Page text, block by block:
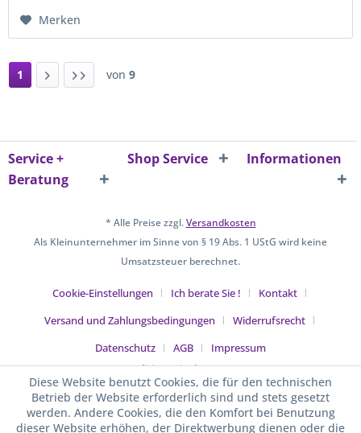
Merken
1 von 9
Service +
Beratung
Shop Service Informationen
* Alle Preise zzgl.Versandkosten
Als Kleinunternehmer im Sinne von § 19 Abs. 1 UStG wird keine
Umsatzsteuer berechnet.
Cookie-Einstellungen Ich berate Sie !
Kontakt
Versand und Zahlungsbedingungen
Widerrufsrecht
Datenschutz
AGB
Impressum
Realisiert mit Shopware
Diese Website benutzt Cookies, die für den technischen
Betrieb der Website erforderlich sind und stets gesetzt
werden. Andere Cookies, die den Komfort bei Benutzung
dieser Website erhöhen, der Direktwerbung dienen oder die